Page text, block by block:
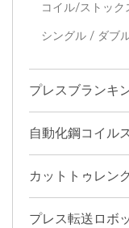
コイル/ストック
シングル / ダブ
プレスブランキ
自動化鋼コイル
カットトゥレン
プレス転送ロボ